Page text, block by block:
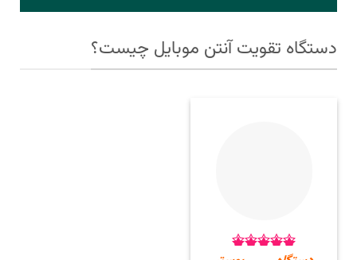
دستگاه تقویت آنتن موبایل چیست؟